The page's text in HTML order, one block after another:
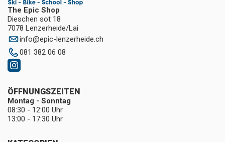
The Epic Shop
Dieschen sot 18
7078 Lenzerheide/Lai
info@epic-lenzerheide.ch
081 382 06 08
ÖFFNUNGSZEITEN
Montag - Sonntag
08:30 - 12:00 Uhr
13:00 - 17:30 Uhr